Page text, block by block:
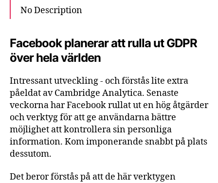
No Description
Facebook planerar att rulla ut GDPR
över hela världen
Intressant utveckling - och förstås lite extra
påeldat av Cambridge Analytica. Senaste
veckorna har Facebook rullat ut en hög åtgärder
och verktyg för att ge användarna bättre
möjlighet att kontrollera sin personliga
information. Kom imponerande snabbt på plats
dessutom.
Det beror förstås på att de här verktygen